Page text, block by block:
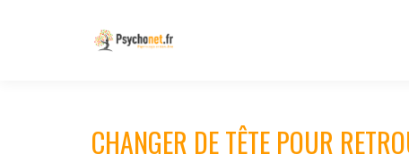
CHANGER DE TÊTE POUR